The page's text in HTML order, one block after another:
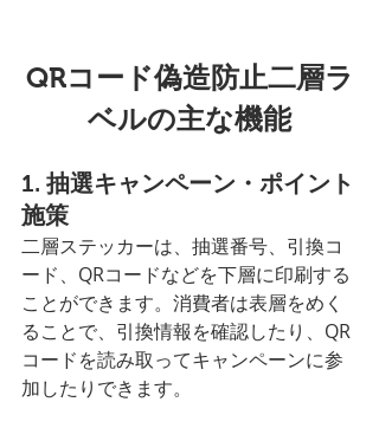
QRコード偽造防止二層ラ
ベルの主な機能
1. 抽選キャンペーン・ポイント
施策
二層ステッカーは、抽選番号、引換コ
ード、QRコードなどを下層に印刷する
ことができます。消費者は表層をめく
ることで、引換情報を確認したり、QR
コードを読み取ってキャンペーンに参
加したりできます。